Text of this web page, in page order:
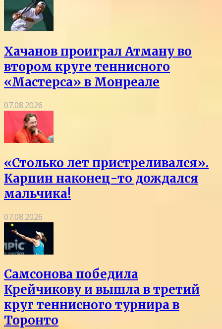
Хачанов проиграл Атману во
втором круге теннисного
«Мастерса» в Монреале
07.08.2026
«Столько лет пристреливался».
Карпин наконец-то дождался
мальчика!
07.08.2026
Самсонова победила
Крейчикову и вышла в третий
круг теннисного турнира в
Торонто